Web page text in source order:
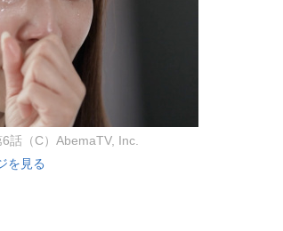
6話（C）AbemaTV, Inc.
を見る